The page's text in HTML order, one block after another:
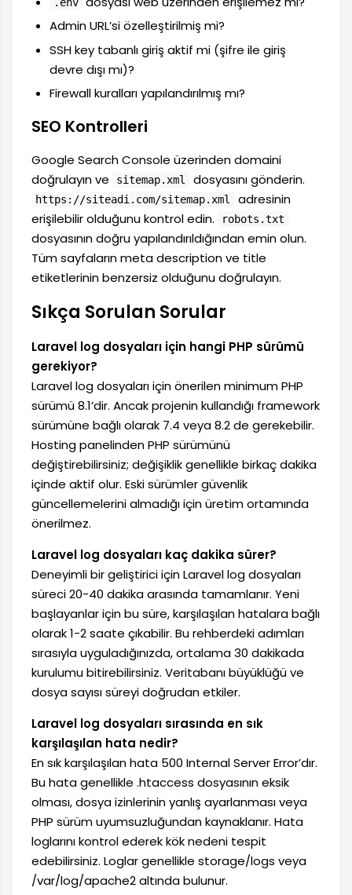
Admin URL’si özelleştirilmiş mi?
SSH key tabanlı giriş aktif mi (şifre ile giriş
devre dışı mı)?
Firewall kuralları yapılandırılmış mı?
SEO Kontrolleri
Google Search Console üzerinden domaini
doğrulayın ve
sitemap.xml dosyasını gönderin.
https://siteadi.com/sitemap.xml
adresinin
erişilebilir olduğunu kontrol edin.
robots.txt
dosyasının doğru yapılandırıldığından emin olun.
Tüm sayfaların meta description ve title
etiketlerinin benzersiz olduğunu doğrulayın.
Sıkça Sorulan Sorular
Laravel log dosyaları için hangi PHP sürümü
gerekiyor?
Laravel log dosyaları için önerilen minimum PHP
sürümü 8.1’dir. Ancak projenin kullandığı framework
sürümüne bağlı olarak 7.4 veya 8.2 de gerekebilir.
Hosting panelinden PHP sürümünü
değiştirebilirsiniz; değişiklik genellikle birkaç dakika
içinde aktif olur. Eski sürümler güvenlik
güncellemelerini almadığı için üretim ortamında
önerilmez.
Laravel log dosyaları kaç dakika sürer?
Deneyimli bir geliştirici için Laravel log dosyaları
süreci 20-40 dakika arasında tamamlanır. Yeni
başlayanlar için bu süre, karşılaşılan hatalara bağlı
olarak 1-2 saate çıkabilir. Bu rehberdeki adımları
sırasıyla uyguladığınızda, ortalama 30 dakikada
kurulumu bitirebilirsiniz. Veritabanı büyüklüğü ve
dosya sayısı süreyi doğrudan etkiler.
Laravel log dosyaları sırasında en sık
karşılaşılan hata nedir?
En sık karşılaşılan hata 500 Internal Server Error’dır.
Bu hata genellikle .htaccess dosyasının eksik
olması, dosya izinlerinin yanlış ayarlanması veya
PHP sürüm uyumsuzluğundan kaynaklanır. Hata
loglarını kontrol ederek kök nedeni tespit
edebilirsiniz. Loglar genellikle storage/logs veya
/var/log/apache2 altında bulunur.